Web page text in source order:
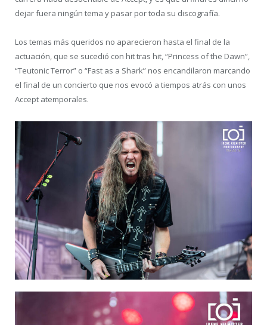
dejar fuera ningún tema y pasar por toda su discografía.
Los temas más queridos no aparecieron hasta el final de la
actuación, que se sucedió con hit tras hit, “Princess of the Dawn”,
“Teutonic Terror” o “Fast as a Shark” nos encandilaron marcando
el final de un concierto que nos evocó a tiempos atrás con unos
Accept atemporales.